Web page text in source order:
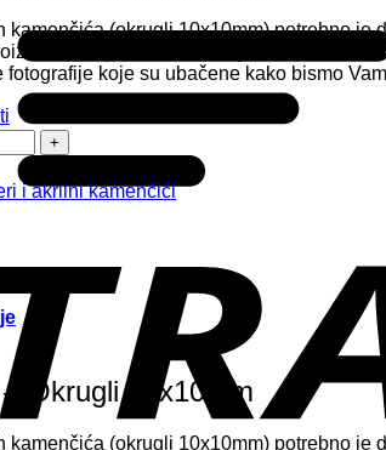
kamenčića (okrugli 10x10mm) potrebno
u korpu. Jedinična cijena se odnosi
fotografije koje su ubačene kako bismo
i akrilni kamenčići
Okrugli 10x10mm
kamenčića (okrugli 10x10mm) potrebno